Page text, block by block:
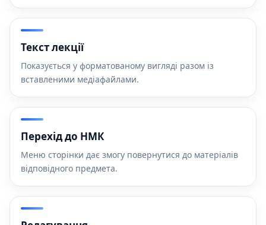
Текст лекції
Показується у форматованому вигляді разом із
вставленими медіафайлами.
Перехід до НМК
Меню сторінки дає змогу повернутися до матеріалів
відповідного предмета.